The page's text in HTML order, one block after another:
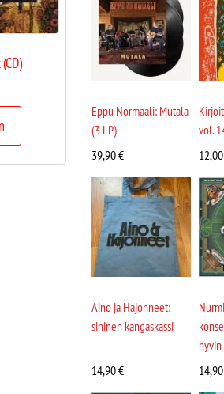
Eppu Normaali: Mutala
(3 LP)
39,90€
vol.
12,00
Aino ja Hajonneet:
sininen kangaskassi
14,90€
hyvin
14,90